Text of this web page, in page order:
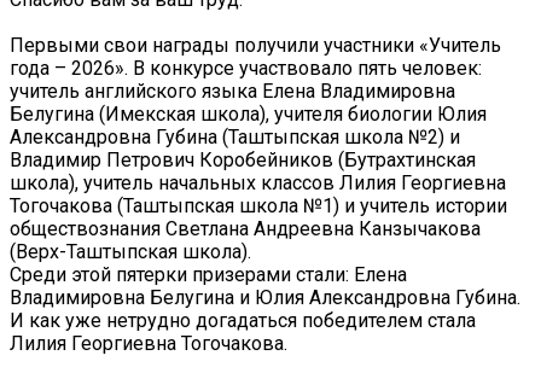
Первыми свои награды получили участники «Учитель
года – 2026». В конкурсе участвовало пять человек:
учитель английского языка Елена Владимировна
Белугина (Имекская школа), учителя биологии Юлия
Александровна Губина (Таштыпская школа №2) и
Владимир Петрович Коробейников (Бутрахтинская
школа), учитель начальных классов Лилия Георгиевна
Тогочакова (Таштыпская школа №1) и учитель истории
обществознания Светлана Андреевна Канзычакова
(Верх-Таштыпская школа).
Среди этой пятерки призерами стали: Елена
Владимировна Белугина и Юлия Александровна Губина.
И как уже нетрудно догадаться победителем стала
Лилия Георгиевна Тогочакова.